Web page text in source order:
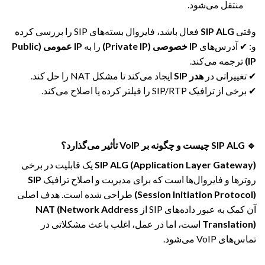
منتقل می‌شود.
وقتی SIP ALG
فعال باشد، فایروال بسته‌های SIP را بررسی کرده
و: ✔ آدرس‌های IP خصوصی (Private IP) را به
IP عمومی (Public
IP) ترجمه می‌کند.
✔ تغییراتی در هدر SIP
ایجاد می‌کند تا مشکل NAT را حل کند.
✔ برخی از ترافیک SIP/RTP را فیلتر کرده یا اصلاح می‌کند.
🔹 SIP ALG چیست و چگونه بر VoIP تأثیر می‌گذارد؟
SIP ALG (Application Layer Gateway) یک قابلیت در برخی
روترها و فایروال‌ها است که برای مدیریت و اصلاح ترافیک SIP
(Session Initiation Protocol) طراحی شده است. هدف اصلی
آن کمک به عبور داده‌های SIP از
NAT (Network Address
Translation) است، اما در عمل، اغلب باعث مشکلاتی در
تماس‌های VoIP می‌شود.